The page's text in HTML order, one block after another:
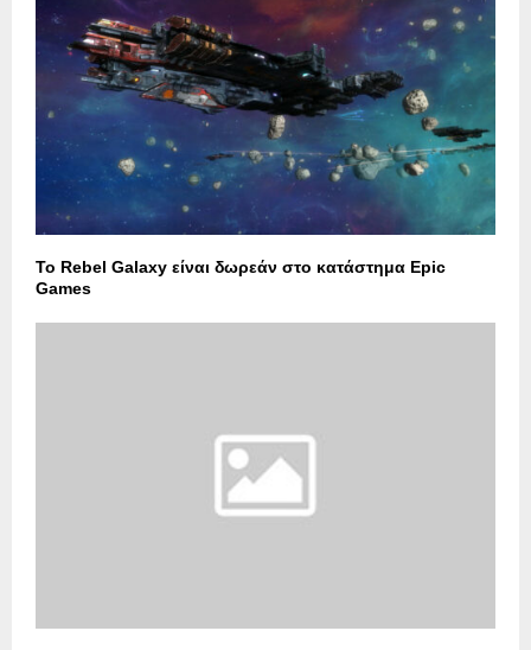
Το Rebel Galaxy είναι δωρεάν στο κατάστημα Epic
Games